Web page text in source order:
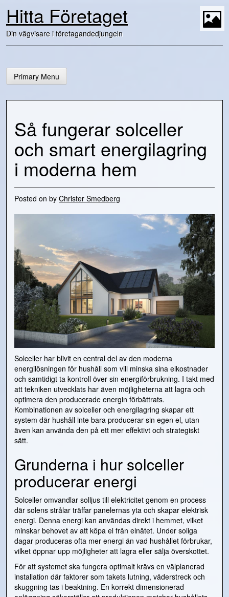
content
Hitta Företaget
Din vägvisare i företagandedjungeln
Primary Menu
Så fungerar solceller
och smart energilagring
i moderna hem
Posted on by Christer Smedberg
Solceller har blivit en central del av den moderna
energilösningen för hushåll som vill minska sina elkostnader
och samtidigt ta kontroll över sin energiförbrukning. I takt med
att tekniken utvecklats har även möjligheterna att lagra och
optimera den producerade energin förbättrats.
Kombinationen av solceller och energilagring skapar ett
system där hushåll inte bara producerar sin egen el, utan
även kan använda den på ett mer effektivt och strategiskt
sätt.
Grunderna i hur solceller
producerar energi
Solceller omvandlar solljus till elektricitet genom en process
där solens strålar träffar panelernas yta och skapar elektrisk
energi. Denna energi kan användas direkt i hemmet, vilket
minskar behovet av att köpa el från elnätet. Under soliga
dagar produceras ofta mer energi än vad hushållet förbrukar,
vilket öppnar upp möjligheter att lagra eller sälja överskottet.
För att systemet ska fungera optimalt krävs en välplanerad
installation där faktorer som takets lutning, väderstreck och
skuggning tas i beaktning. En korrekt dimensionerad